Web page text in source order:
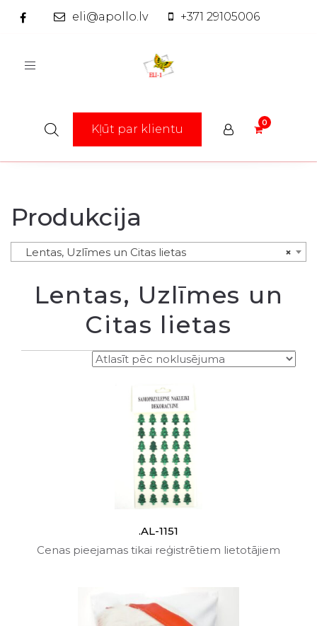
eli@apollo.lv +371 29105006
Toggle
Kļūt par klientu
Produkcija
×
Lentas, Uzlīmes un Citas lietas
Lentas, Uzlīmes un
Citas lietas
.AL-1151
Cenas pieejamas tikai reģistrētiem lietotājiem